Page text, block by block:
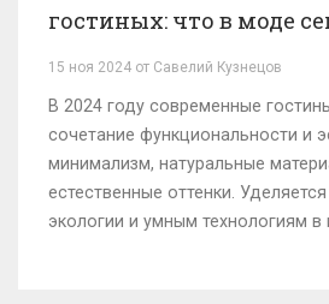
гостиных: что в моде
15 ноя 2024 от Савелий Кузнецов
В 2024 году современные
сочетание функциональности и
минимализм, натуральные
естественные оттенки.
экологии и умным технологиям в